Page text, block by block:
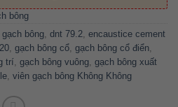
bông
bông dnt 79.2 encaustice cement
gạch bông cổ gạch bông cổ điển
trí gạch bông vuông gạch bông xuất
viên gạch bông Không Không